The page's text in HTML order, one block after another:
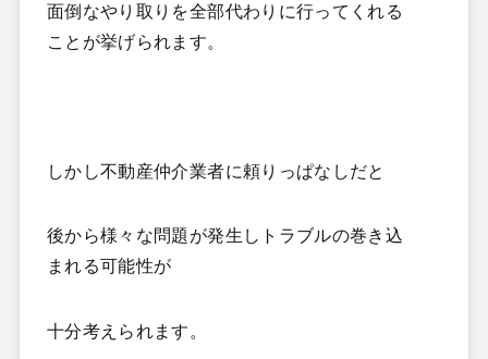
面倒なやり取りを全部代わりに行ってくれる
ことが挙げられます。
しかし不動産仲介業者に頼りっぱなしだと
後から様々な問題が発生しトラブルの巻き込
まれる可能性が
十分考えられます。